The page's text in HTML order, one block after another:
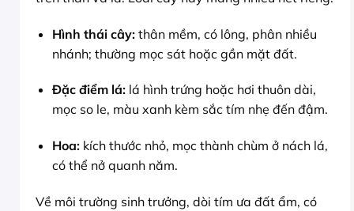
Hình thái cây:thân mềm, có lông, phân nhiều
nhánh; thường mọc sát hoặc gần mặt đất.
Đặc điểm lá:lá hình trứng hoặc hơi thuôn dài,
mọc so le, màu xanh kèm sắc tím nhẹ đến đậm.
Hoa:kích thước nhỏ, mọc thành chùm ở nách lá,
có thể nở quanh năm.
Về môi trường sinh trưởng, dòi tím ưa đất ẩm, có